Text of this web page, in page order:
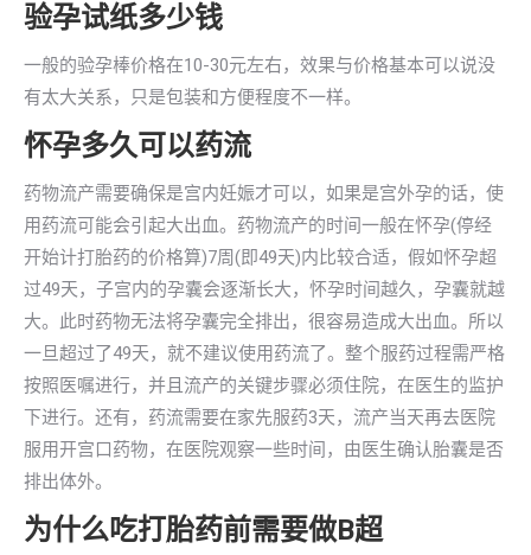
验孕试纸多少钱
一般的验孕棒价格在10-30元左右，效果与价格基本可以说没
有太大关系，只是包装和方便程度不一样。
怀孕多久可以药流
药物流产需要确保是宫内妊娠才可以，如果是宫外孕的话，使
用药流可能会引起大出血。药物流产的时间一般在怀孕(停经
开始计打胎药的价格算)7周(即49天)内比较合适，假如怀孕超
过49天，子宫内的孕囊会逐渐长大，怀孕时间越久，孕囊就越
大。此时药物无法将孕囊完全排出，很容易造成大出血。所以
一旦超过了49天，就不建议使用药流了。整个服药过程需严格
按照医嘱进行，并且流产的关键步骤必须住院，在医生的监护
下进行。还有，药流需要在家先服药3天，流产当天再去医院
服用开宫口药物，在医院观察一些时间，由医生确认胎囊是否
排出体外。
为什么吃打胎药前需要做B超